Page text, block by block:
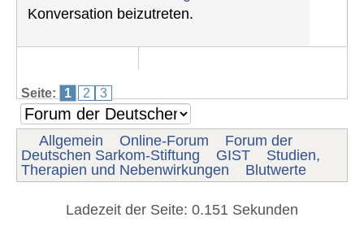
Konversation beizutreten.
Seite: 1 2 3
Allgemein Online-Forum
Forum der
Deutschen Sarkom-Stiftung
GIST
Studien,
Therapien und Nebenwirkungen
Blutwerte
Ladezeit der Seite: 0.151 Sekunden